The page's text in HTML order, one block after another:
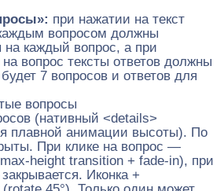
при нажатии на текст
вопросом должны
на каждый вопрос, а при
вопрос тексты ответов должны
7 вопросов и ответов для
вопросы
(нативный <details>
плавной анимации высоты). По
При клике на вопрос —
height transition + fade-in), при
Иконка +